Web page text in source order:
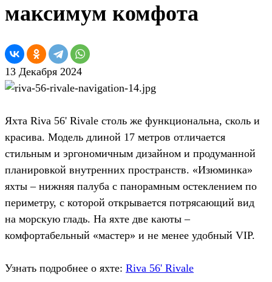
максимум комфота
13 Декабря 2024
Яхта Riva 56' Rivale столь же функциональна, сколь и
красива. Модель длиной 17 метров отличается
стильным и эргономичным дизайном и продуманной
планировкой внутренних пространств. «Изюминка»
яхты – нижняя палуба с панорамным остеклением по
периметру, с которой открывается потрясающий вид
на морскую гладь. На яхте две каюты –
комфортабельный «мастер» и не менее удобный VIP.
Узнать подробнее о яхте: Riva 56' Rivale